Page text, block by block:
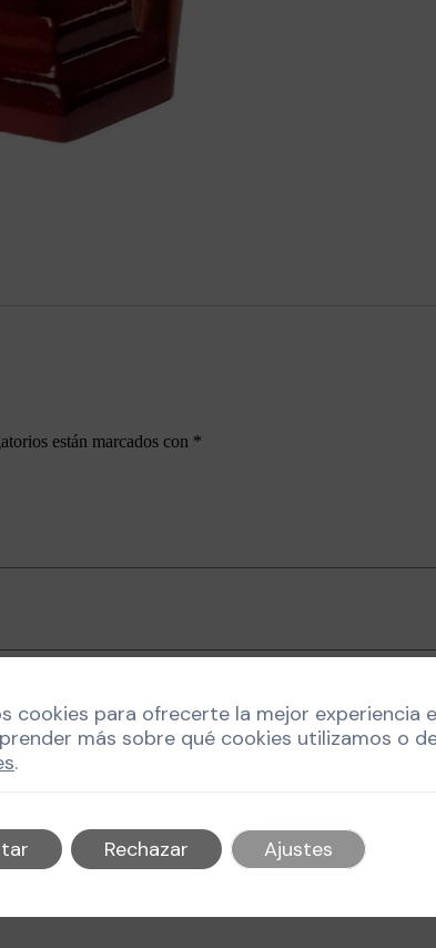
están marcados con *
próxima vez que comente.
cookies para ofrecerte la mejor experiencia
más sobre qué cookies utilizamos o
.
Rechazar Ajustes